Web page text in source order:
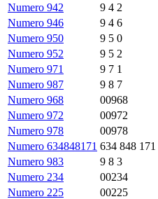
Numero 942
9 4 2
Numero 946
9 4 6
Numero 950
9 5 0
Numero 952
9 5 2
Numero 971
9 7 1
Numero 987
9 8 7
Numero 968
00968
Numero 972
00972
Numero 978
00978
Numero 634848171 634 848 171
Numero 983
9 8 3
Numero 234
00234
Numero 225
00225